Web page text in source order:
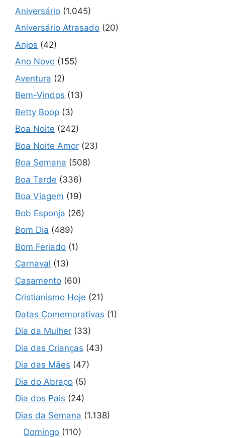
Aniversário (1.045)
Aniversário Atrasado (20)
Anjos (42)
Ano Novo (155)
Aventura (2)
Bem-Vindos (13)
Betty Boop (3)
Boa Noite (242)
Boa Noite Amor (23)
Boa Semana (508)
Boa Tarde (336)
Boa Viagem (19)
Bob Esponja (26)
Bom Dia (489)
Bom Feriado (1)
Carnaval (13)
Casamento (60)
Cristianismo Hoje (21)
Datas Comemorativas (1)
Dia da Mulher (33)
Dia das Crianças (43)
Dia das Mães (47)
Dia do Abraço (5)
Dia dos Pais (24)
Dias da Semana (1.138)
Domingo (110)